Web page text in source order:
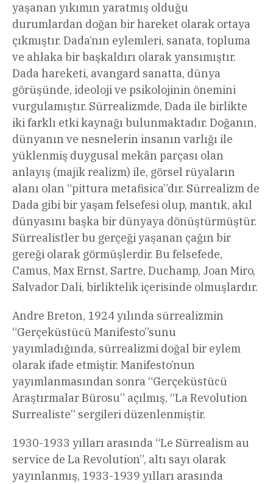
yaşanan yıkımın yaratmış olduğu
durumlardan doğan bir hareket olarak ortaya
çıkmıştır. Dada’nın eylemleri, sanata, topluma
ve ahlaka bir başkaldırı olarak yansımıştır.
Dada hareketi, avangard sanatta, dünya
görüşünde, ideoloji ve psikolojinin önemini
vurgulamıştır. Sürrealizmde, Dada ile birlikte
iki farklı etki kaynağı bulunmaktadır. Doğanın,
dünyanın ve nesnelerin insanın varlığı ile
yüklenmiş duygusal mekân parçası olan
anlayış (majik realizm) ile, görsel rüyaların
alanı olan “pittura metafisica”dır. Sürrealizm de
Dada gibi bir yaşam felsefesi olup, mantık, akıl
dünyasını başka bir dünyaya dönüştürmüştür.
Sürrealistler bu gerçeği yaşanan çağın bir
gereği olarak görmüşlerdir. Bu felsefede,
Camus, Max Ernst, Sartre, Duchamp, Joan Miro,
Salvador Dali, birliktelik içerisinde olmuşlardır.
Andre Breton, 1924 yılında sürrealizmin
“Gerçeküstücü Manifesto”sunu
yayımladığında, sürrealizmi doğal bir eylem
olarak ifade etmiştir. Manifesto’nun
yayımlanmasından sonra “Gerçeküstücü
Araştırmalar Bürosu” açılmış, “La Revolution
Surrealiste” sergileri düzenlenmiştir.
1930-1933 yılları arasında “Le Sürrealism au
service de La Revolution”, altı sayı olarak
yayınlanmış, 1933-1939 yılları arasında